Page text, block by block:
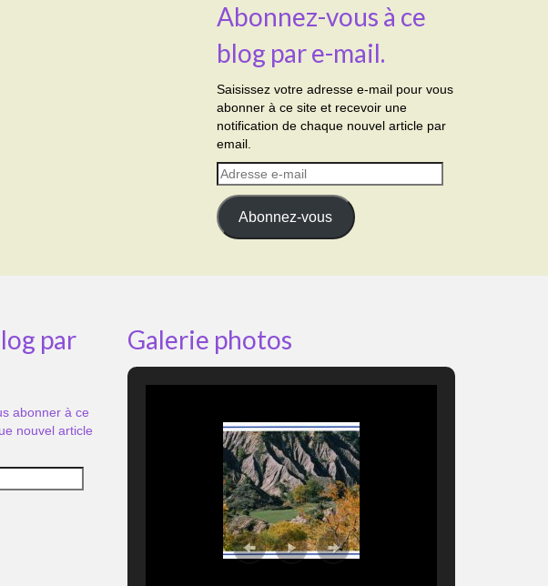
Abonnez-vous à ce
blog par e-mail.
Saisissez votre adresse e-mail pour vous
abonner à ce site et recevoir une
notification de chaque nouvel article par
email.
Adresse
e-
mail
Abonnez-vous
par
abonner à ce
nouvel article
Galerie photos